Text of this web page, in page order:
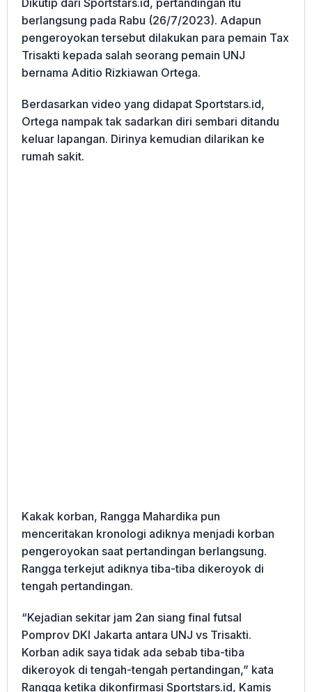
berlangsung pada Rabu (26/7/2023). Adapun
pengeroyokan tersebut dilakukan para pemain Tax
Trisakti kepada salah seorang pemain UNJ
bernama Aditio Rizkiawan Ortega.
Berdasarkan video yang didapat Sportstars.id,
Ortega nampak tak sadarkan diri sembari ditandu
keluar lapangan. Dirinya kemudian dilarikan ke
rumah sakit.
Kakak korban, Rangga Mahardika pun
menceritakan kronologi adiknya menjadi korban
pengeroyokan saat pertandingan berlangsung.
Rangga terkejut adiknya tiba-tiba dikeroyok di
tengah pertandingan.
“Kejadian sekitar jam 2an siang final futsal
Pomprov DKI Jakarta antara UNJ vs Trisakti.
Korban adik saya tidak ada sebab tiba-tiba
dikeroyok di tengah-tengah pertandingan,” kata
Rangga ketika dikonfirmasi Sportstars.id, Kamis